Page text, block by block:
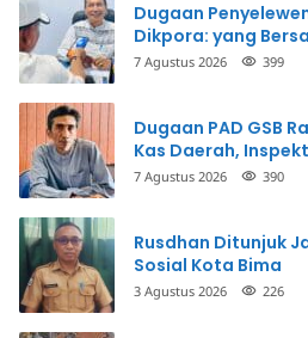
Dugaan
Dikpora: yang
Perbuatannya dan
7 Agustus 2026 399
Dugaan PAD GSB
Kas Daerah,
Terkait
7 Agustus 2026 390
Rusdhan Ditunjuk
Sosial Kota Bima
3 Agustus 2026 226